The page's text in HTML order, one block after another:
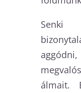
Senki
álmait.